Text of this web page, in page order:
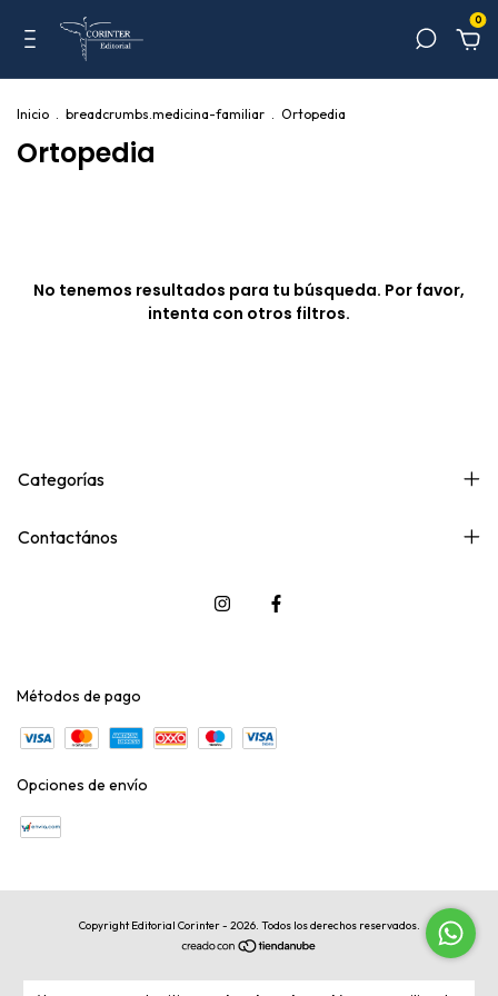
0
Inicio . breadcrumbs.medicina-familiar . Ortopedia
Ortopedia
No tenemos resultados para tu búsqueda. Por favor,
intenta con otros filtros.
Categorías
Contactános
Métodos de pago
Opciones de envío
Copyright Editorial Corinter - 2026. Todos los derechos reservados.